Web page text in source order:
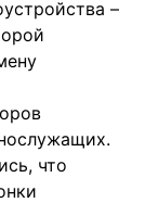
–
что